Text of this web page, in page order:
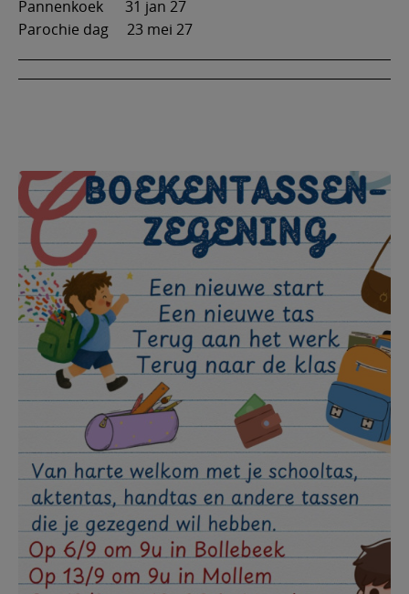
Pannenkoek 31 jan 27
Parochie dag 23 mei 27